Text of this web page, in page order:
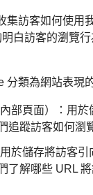
集訪客如何使用
白訪客的瀏覽
分類為網站表現
部頁面）：用於
追蹤訪客如何瀏
於儲存將訪客引
了解哪些 URL